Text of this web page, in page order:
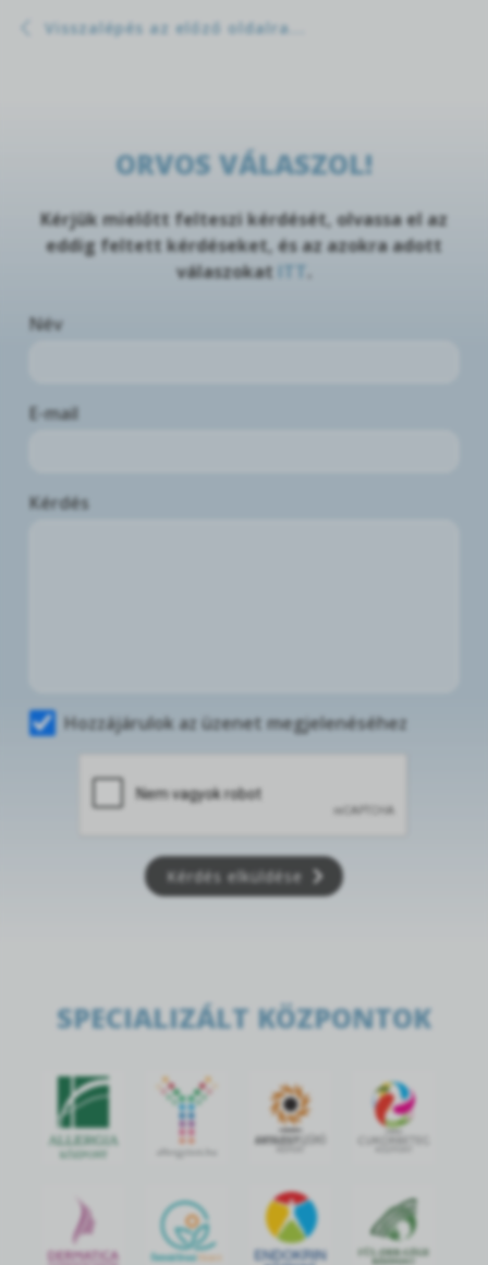
Visszalépés az előző oldalra...
ORVOS VÁLASZOL!
Kérjük mielőtt felteszi kérdését, olvassa el az
eddig feltett kérdéseket, és az azokra adott
válaszokat ITT
Név
E-mail
Kérdés
Hozzájárulok az üzenet megjelenéséhez
Kérdés elküldése
SPECIALIZÁLT KÖZPONTOK